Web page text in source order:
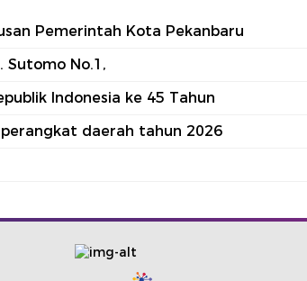
Pemerintah Kota Pekanbaru
Sutomo No.1,
Indonesia ke 45 Tahun
daerah tahun 2026